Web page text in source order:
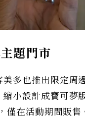
題門市
美多也推出限定周
縮小設計成寶可夢
僅在活動期間販售